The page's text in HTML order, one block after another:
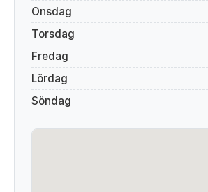
Onsdag
Torsdag
Fredag
Lördag
Söndag